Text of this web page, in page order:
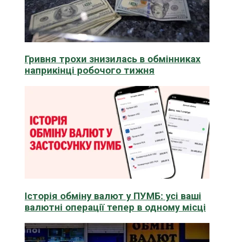
Гривня трохи знизилась в обмінниках
наприкінці робочого тижня
Історія обміну валют у ПУМБ: усі ваші
валютні операції тепер в одному місці